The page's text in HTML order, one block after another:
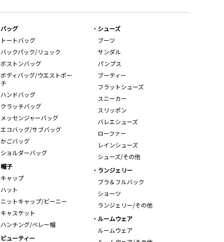
バッグ
トートバッグ
バックパック/リュック
ボストンバッグ
ボディバッグ/ウエストポー
チ
ハンドバッグ
クラッチバッグ
メッセンジャーバッグ
エコバッグ/サブバッグ
かごバッグ
ショルダーバッグ
シューズ
ブーツ
サンダル
パンプス
ブーティー
フラットシューズ
スニーカー
スリッポン
バレエシューズ
ローファー
レインシューズ
シューズ/その他
帽子
キャップ
ハット
ニットキャップ/ビーニー
キャスケット
ハンチング/ベレー帽
ランジェリー
ブラ＆フルバック
ショーツ
ランジェリー/その他
ルームウェア
ルームウェア
ビューティー